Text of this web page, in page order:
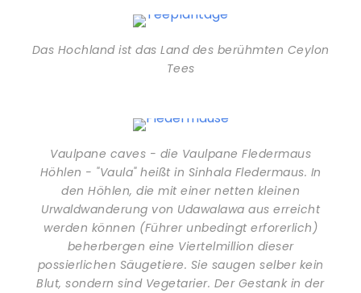
Das Hochland ist das Land des berühmten Ceylon
Tees
Vaulpane caves - die Vaulpane Fledermaus
Höhlen - "Vaula" heißt in Sinhala Fledermaus. In
den Höhlen, die mit einer netten kleinen
Urwaldwanderung von Udawalawa aus erreicht
werden können (Führer unbedingt erforerlich)
beherbergen eine Viertelmillion dieser
possierlichen Säugetiere. Sie saugen selber kein
Blut, sondern sind Vegetarier. Der Gestank in der